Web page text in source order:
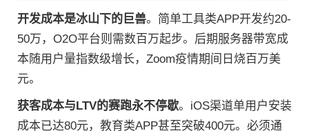
开发成本是冰山下的巨兽。简单工具类APP开发约20-
50万，O2O平台则需数百万起步。后期服务器带宽成
本随用户量指数级增长，Zoom疫情期间日烧百万美
元。
获客成本与LTV的赛跑永不停歇。iOS渠道单用户安装
成本已达80元，教育类APP甚至突破400元。必须通